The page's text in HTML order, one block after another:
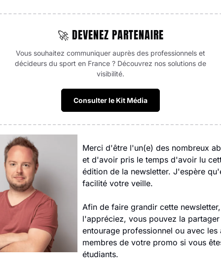
🚀 DEVENEZ PARTENAIRE
Vous souhaitez communiquer auprès des professionnels et
décideurs du sport en France ? Découvrez nos solutions de
visibilité.
Consulter le Kit Média
Merci d'être l'un(e) des nombreux
et d'avoir pris le temps d'avoir lu
édition de la newsletter. J'espère
facilité votre veille.
Afin de faire grandir cette
l'appréciez, vous pouvez la
entourage professionnel ou avec les
membres de votre promo si vous
étudiants.